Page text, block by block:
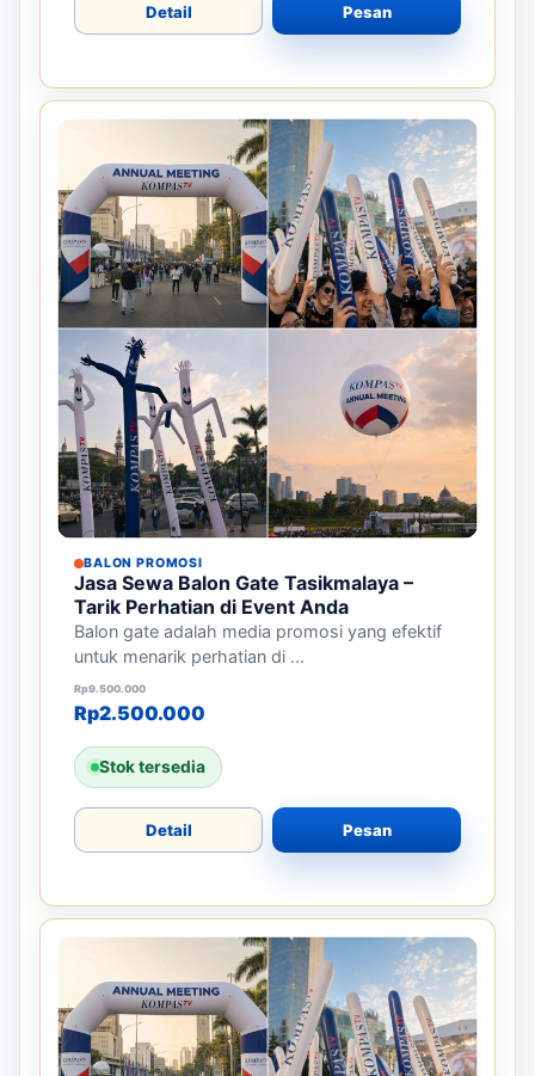
Detail Pesan
BALON PROMOSI
Jasa Sewa Balon Gate Tasikmalaya –
Tarik Perhatian di Event Anda
Balon gate adalah media promosi yang efektif
untuk menarik perhatian di ...
Rp9.500.000
Harga aslinya adalah: Rp9.500.000.
Rp2.500.000
Harga saat ini adalah: Rp2.500.000.
Stok tersedia
Detail Pesan